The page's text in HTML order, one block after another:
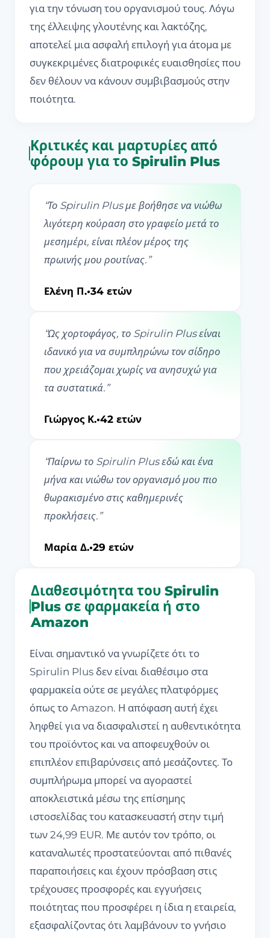
για την τόνωση του οργανισμού τους. Λόγω
της έλλειψης γλουτένης και λακτόζης,
αποτελεί μια ασφαλή επιλογή για άτομα με
συγκεκριμένες διατροφικές ευαισθησίες που
δεν θέλουν να κάνουν συμβιβασμούς στην
ποιότητα.
Κριτικές και μαρτυρίες από
φόρουμ για το Spirulin Plus
“Το Spirulin Plus με βοήθησε να νιώθω
λιγότερη κούραση στο γραφείο μετά το
μεσημέρι, είναι πλέον μέρος της
πρωινής μου ρουτίνας. ”
Ελένη Π.•34 ετών
“Ως χορτοφάγος, το Spirulin Plus είναι
ιδανικό για να συμπληρώνω τον σίδηρο
που χρειάζομαι χωρίς να ανησυχώ για
τα συστατικά. ”
Γιώργος Κ.•42 ετών
“Παίρνω το Spirulin Plus εδώ και ένα
μήνα και νιώθω τον οργανισμό μου πιο
θωρακισμένο στις καθημερινές
προκλήσεις. ”
Μαρία Δ.•29 ετών
Διαθεσιμότητα του Spirulin
Plus σε φαρμακεία ή στο
Amazon
Είναι σημαντικό να γνωρίζετε ότι το
Spirulin Plus δεν είναι διαθέσιμο στα
φαρμακεία ούτε σε μεγάλες πλατφόρμες
όπως το Amazon. Η απόφαση αυτή έχει
ληφθεί για να διασφαλιστεί η αυθεντικότητα
του προϊόντος και να αποφευχθούν οι
επιπλέον επιβαρύνσεις από μεσάζοντες. Το
συμπλήρωμα μπορεί να αγοραστεί
αποκλειστικά μέσω της επίσημης
ιστοσελίδας του κατασκευαστή στην τιμή
των 24,99 EUR. Με αυτόν τον τρόπο, οι
καταναλωτές προστατεύονται από πιθανές
παραποιήσεις και έχουν πρόσβαση στις
τρέχουσες προσφορές και εγγυήσεις
ποιότητας που προσφέρει η ίδια η εταιρεία,
εξασφαλίζοντας ότι λαμβάνουν το γνήσιο